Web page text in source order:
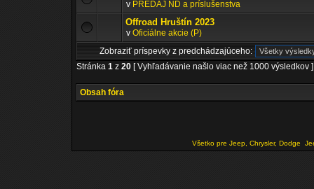
v PREDAJ ND a príslušenstva
Offroad Hruštín 2023
v Oficiálne akcie (P)
Zobraziť príspevky z predchádzajúceho:
Stránka 1 z 20 [ Vyhľadávanie našlo viac než 1000 výsledkov ]
Obsah fóra
Všetko pre Jeep, Chrysler, Dodge